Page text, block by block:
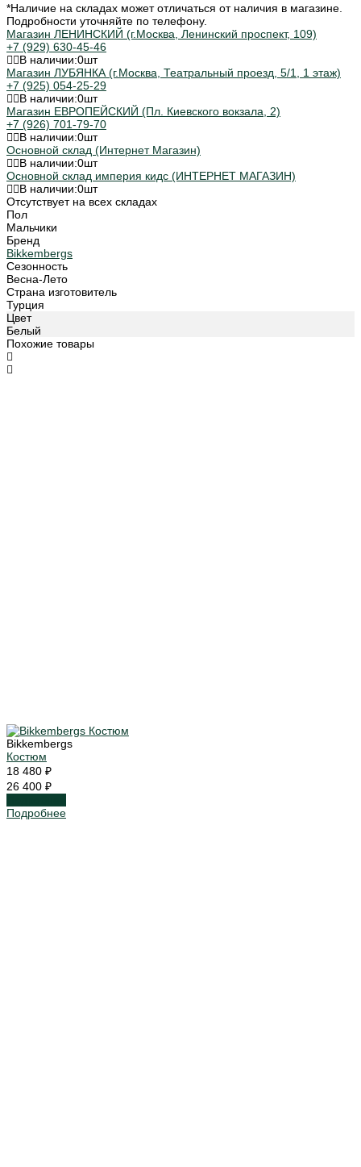
*Наличие на складах может отличаться от наличия в магазине.
Подробности уточняйте по телефону.
Магазин ЛЕНИНСКИЙ (г.Москва, Ленинский проспект, 109)
+7 (929) 630-45-46
В наличии:0шт
Магазин ЛУБЯНКА (г.Москва, Театральный проезд, 5/1, 1 этаж)
+7 (925) 054-25-29
В наличии:0шт
Магазин ЕВРОПЕЙСКИЙ (Пл. Киевского вокзала, 2)
+7 (926) 701-79-70
В наличии:0шт
Основной склад (Интернет Магазин)
В наличии:0шт
Основной склад империя кидс (ИНТЕРНЕТ МАГАЗИН)
В наличии:0шт
Отсутствует на всех складах
Пол
Мальчики
Бренд
Bikkembergs
Сезонность
Весна-Лето
Страна изготовитель
Турция
Цвет
Белый
Похожие товары
Bikkembergs
Костюм
18 480 ₽
26 400 ₽
Подробнее